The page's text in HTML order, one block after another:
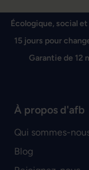
Écologique, social
15 jours pour
Garantie de 12
À propos d'afb
Qui sommes-
Blog